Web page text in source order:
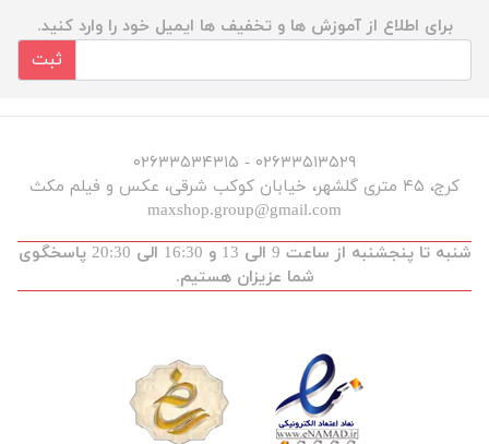
برای اطلاع از آموزش ها و تخفیف ها ایمیل خود را وارد کنید.
ثبت
۰۲۶۳۳۵۱۳۵۲۹ - ۰۲۶۳۳۵۳۴۳۱۵
کرج، ۴۵ متری گلشهر، خیابان کوکب شرقی، عکس و فیلم مکث
maxshop.group@gmail.com
شنبه تا پنجشنبه از ساعت 9 الی 13 و 16:30 الی 20:30 پاسخگوی
شما عزیزان هستیم.